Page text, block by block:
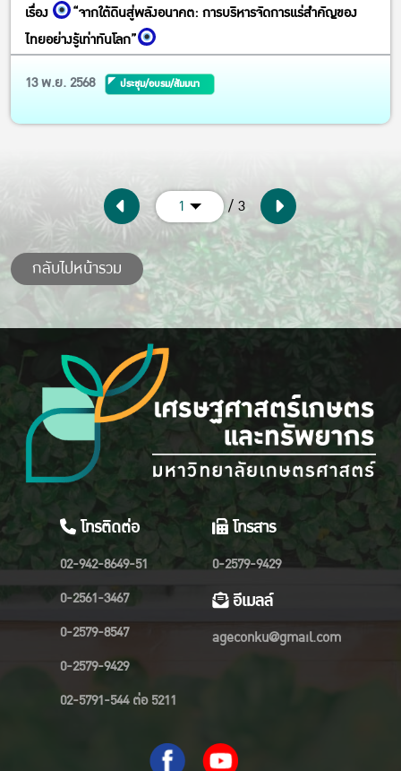
เรื่อง
“จากใต้ดินสู่พลังอนาคต: การบริหารจัดการแร่สำคัญของ
ไทยอย่างรู้เท่าทันโลก”
13 พ.ย. 2568
ประชุม/อบรม/สัมมนา
1 / 3
กลับไปหน้ารวม
โทรติดต่อ
02-942-8649-51
0-2561-3467
0-2579-8547
0-2579-9429
02-5791-544 ต่อ 5211
โทรสาร
0-2579-9429
อีเมลล์
ageconku@gmail.com